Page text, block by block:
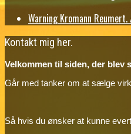
Warning Kromann
Kontakt mig her.
Velkommen til siden, der blev
Går med tanker om at sælge
Så hvis du ønsker at kunne